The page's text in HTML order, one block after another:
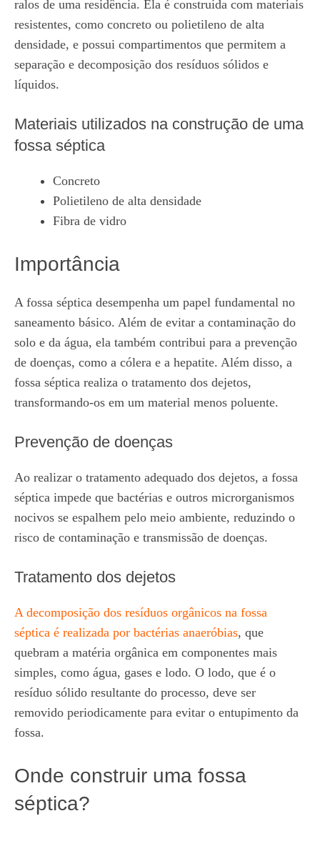
ralos de uma residência. Ela é construída com materiais
resistentes, como concreto ou polietileno de alta
densidade, e possui compartimentos que permitem a
separação e decomposição dos resíduos sólidos e
líquidos.
Materiais utilizados na construção de uma
fossa séptica
Concreto
Polietileno de alta densidade
Fibra de vidro
Importância
A fossa séptica desempenha um papel fundamental no
saneamento básico. Além de evitar a contaminação do
solo e da água, ela também contribui para a prevenção
de doenças, como a cólera e a hepatite. Além disso, a
fossa séptica realiza o tratamento dos dejetos,
transformando-os em um material menos poluente.
Prevenção de doenças
Ao realizar o tratamento adequado dos dejetos, a fossa
séptica impede que bactérias e outros microrganismos
nocivos se espalhem pelo meio ambiente, reduzindo o
risco de contaminação e transmissão de doenças.
Tratamento dos dejetos
A decomposição dos resíduos orgânicos na fossa
séptica é realizada por bactérias anaeróbias, que
quebram a matéria orgânica em componentes mais
simples, como água, gases e lodo. O lodo, que é o
resíduo sólido resultante do processo, deve ser
removido periodicamente para evitar o entupimento da
fossa.
Onde construir uma fossa
séptica?